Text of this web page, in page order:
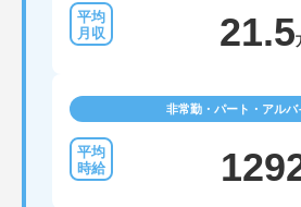
21.5
非常勤・パート・アルバ